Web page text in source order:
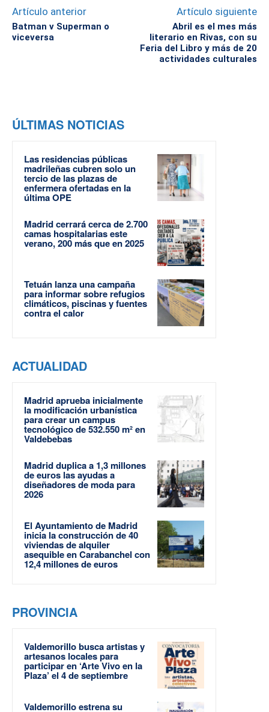
Artículo anterior
Batman v Superman o
viceversa
Artículo siguiente
Abril es el mes más
literario en Rivas, con su
Feria del Libro y más de 20
actividades culturales
ÚLTIMAS NOTICIAS
Las residencias públicas
madrileñas cubren solo un
tercio de las plazas de
enfermera ofertadas en la
última OPE
Madrid cerrará cerca de 2.700
camas hospitalarias este
verano, 200 más que en 2025
Tetuán lanza una campaña
para informar sobre refugios
climáticos, piscinas y fuentes
contra el calor
ACTUALIDAD
Madrid aprueba inicialmente
la modificación urbanística
para crear un campus
tecnológico de 532.550 m² en
Valdebebas
Madrid duplica a 1,3 millones
de euros las ayudas a
diseñadores de moda para
2026
El Ayuntamiento de Madrid
inicia la construcción de 40
viviendas de alquiler
asequible en Carabanchel con
12,4 millones de euros
PROVINCIA
Valdemorillo busca artistas y
artesanos locales para
participar en ‘Arte Vivo en la
Plaza’ el 4 de septiembre
Valdemorillo estrena su